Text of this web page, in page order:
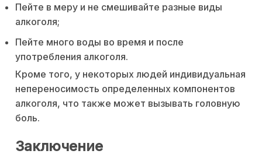
Пейте в меру и не смешивайте разные виды
алкоголя;
Пейте много воды во время и после
употребления алкоголя.
Кроме того, у некоторых людей индивидуальная
непереносимость определенных компонентов
алкоголя, что также может вызывать головную
боль.
Заключение